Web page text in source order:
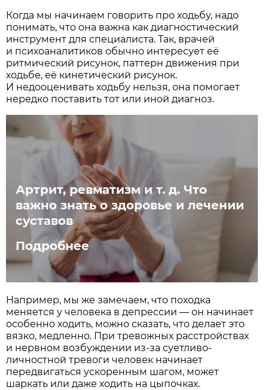
Когда мы начинаем говорить про ходьбу, надо
понимать, что она важна как диагностический
инструмент для специалиста. Так, врачей
и психоаналитиков обычно интересует её
ритмический рисунок, паттерн движения при
ходьбе, её кинетический рисунок.
И недооценивать ходьбу нельзя, она помогает
нередко поставить тот или иной диагноз.
Артрит, ревматизм и т. д. Что
важно знать о здоровье и лечении
суставов
Подробнее
Например, мы же замечаем, что походка
меняется у человека в депрессии — он начинает
особенно ходить, можно сказать, что делает это
вязко, медленно. При тревожных расстройствах
и нервном возбуждении из-за суетливо-
личностной тревоги человек начинает
передвигаться ускоренным шагом, может
шаркать или даже ходить на цыпочках.